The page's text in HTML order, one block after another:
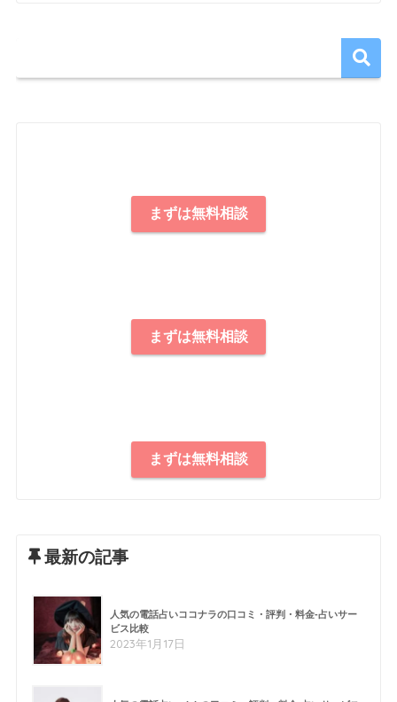
まずは無料相談
まずは無料相談
まずは無料相談
最新の記事
人気の電話占いココナラの口コミ・評判・料金-占いサー
ビス比較
2023年1月17日